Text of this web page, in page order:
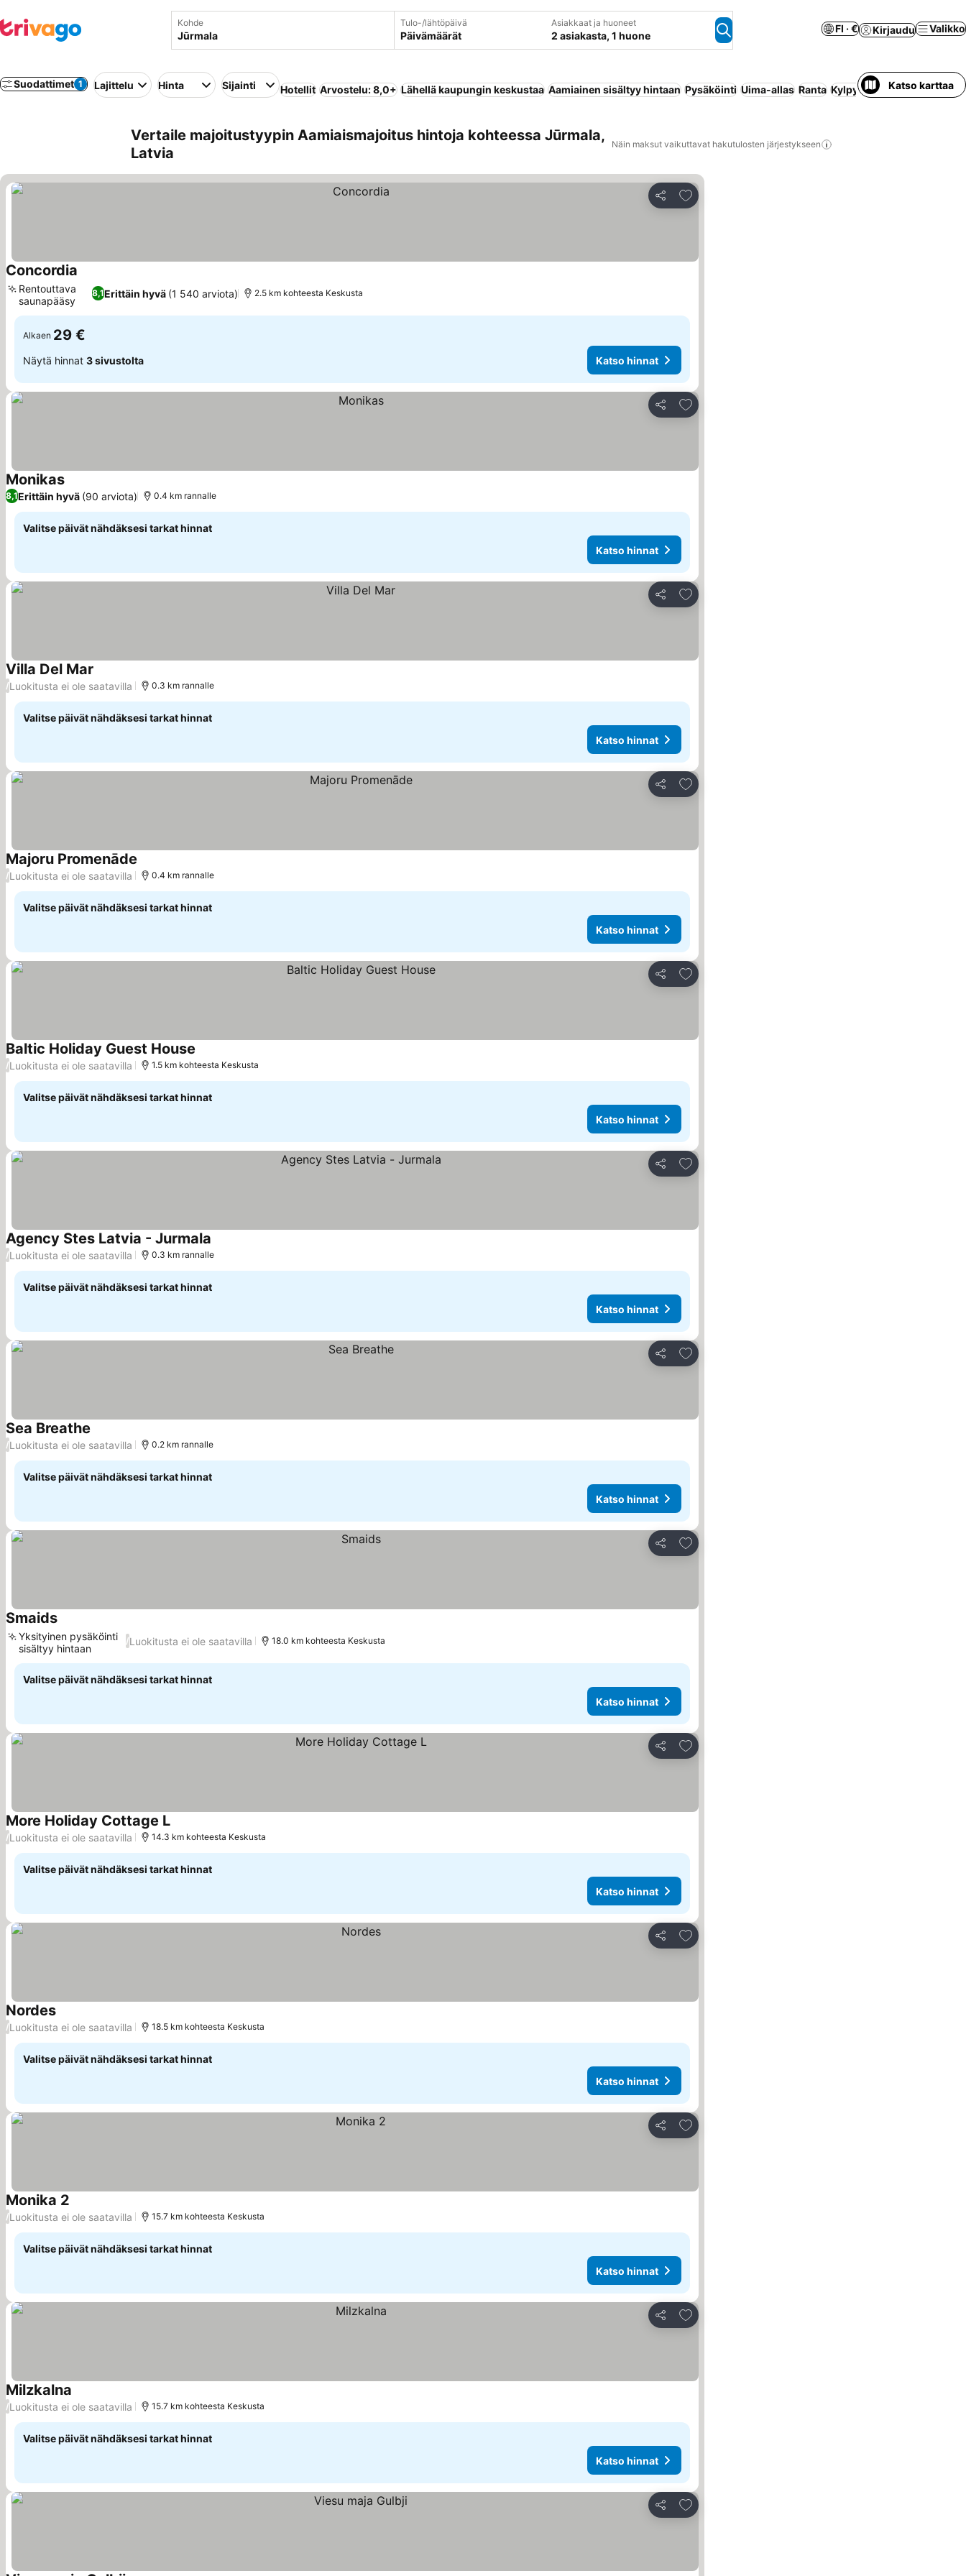
Kohde Tulo-/lähtöpäivä
Päivämäärät
Asiakkaat ja huoneet
2 asiakasta, 1 huone
FI · € Kirjaudu Valikko
Suodattimet 1 Lajittelu Hinta Sijainti Hotellit Arvostelu: 8,0+ Lähellä kaupungin keskustaa Aamiainen sisältyy hintaan Pysäköinti Uima-allas Ranta Kylpylä Ilmastointi
Katso karttaa
Vertaile majoitustyypin Aamiaismajoitus hintoja kohteessa Jūrmala,
Latvia
Näin maksut vaikuttavat hakutulosten järjestykseen
Jaa
Lisää suosikkeihin
Concordia
8,1Erittäin hyvä (1 540 arviota)
Rentouttava
saunapääsy
2.5 km kohteesta Keskusta
Alkaen 29 €
Näytä hinnat 3 sivustolta Katso hinnat
Jaa
Lisää suosikkeihin
Monikas
8,1Erittäin hyvä (90 arviota) 0.4 km rannalle
Valitse päivät nähdäksesi tarkat hinnat
Katso hinnat
Jaa
Lisää suosikkeihin
Villa Del Mar
/Luokitusta ei ole saatavilla 0.3 km rannalle
Valitse päivät nähdäksesi tarkat hinnat
Katso hinnat
Jaa
Lisää suosikkeihin
Majoru Promenāde
/Luokitusta ei ole saatavilla 0.4 km rannalle
Valitse päivät nähdäksesi tarkat hinnat
Katso hinnat
Jaa
Lisää suosikkeihin
Baltic Holiday Guest House
/Luokitusta ei ole saatavilla 1.5 km kohteesta Keskusta
Valitse päivät nähdäksesi tarkat hinnat
Katso hinnat
Jaa
Lisää suosikkeihin
Agency Stes Latvia - Jurmala
/Luokitusta ei ole saatavilla 0.3 km rannalle
Valitse päivät nähdäksesi tarkat hinnat
Katso hinnat
Jaa
Lisää suosikkeihin
Sea Breathe
/Luokitusta ei ole saatavilla 0.2 km rannalle
Valitse päivät nähdäksesi tarkat hinnat
Katso hinnat
Jaa
Lisää suosikkeihin
Smaids
/Luokitusta ei ole saatavilla
Yksityinen pysäköinti
sisältyy hintaan
18.0 km kohteesta Keskusta
Valitse päivät nähdäksesi tarkat hinnat
Katso hinnat
Jaa
Lisää suosikkeihin
More Holiday Cottage L
/Luokitusta ei ole saatavilla 14.3 km kohteesta Keskusta
Valitse päivät nähdäksesi tarkat hinnat
Katso hinnat
Jaa
Lisää suosikkeihin
Nordes
/Luokitusta ei ole saatavilla 18.5 km kohteesta Keskusta
Valitse päivät nähdäksesi tarkat hinnat
Katso hinnat
Jaa
Lisää suosikkeihin
Monika 2
/Luokitusta ei ole saatavilla 15.7 km kohteesta Keskusta
Valitse päivät nähdäksesi tarkat hinnat
Katso hinnat
Jaa
Lisää suosikkeihin
Milzkalna
/Luokitusta ei ole saatavilla 15.7 km kohteesta Keskusta
Valitse päivät nähdäksesi tarkat hinnat
Katso hinnat
Jaa
Lisää suosikkeihin